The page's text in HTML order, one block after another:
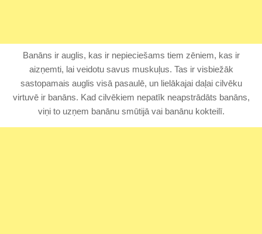
Banāns ir auglis, kas ir nepieciešams tiem zēniem, kas ir
aizņemti, lai veidotu savus muskuļus. Tas ir visbiežāk
sastopamais auglis visā pasaulē, un lielākajai daļai cilvēku
virtuvē ir banāns. Kad cilvēkiem nepatīk neapstrādāts banāns,
viņi to uzņem banānu smūtijā vai banānu kokteilī.